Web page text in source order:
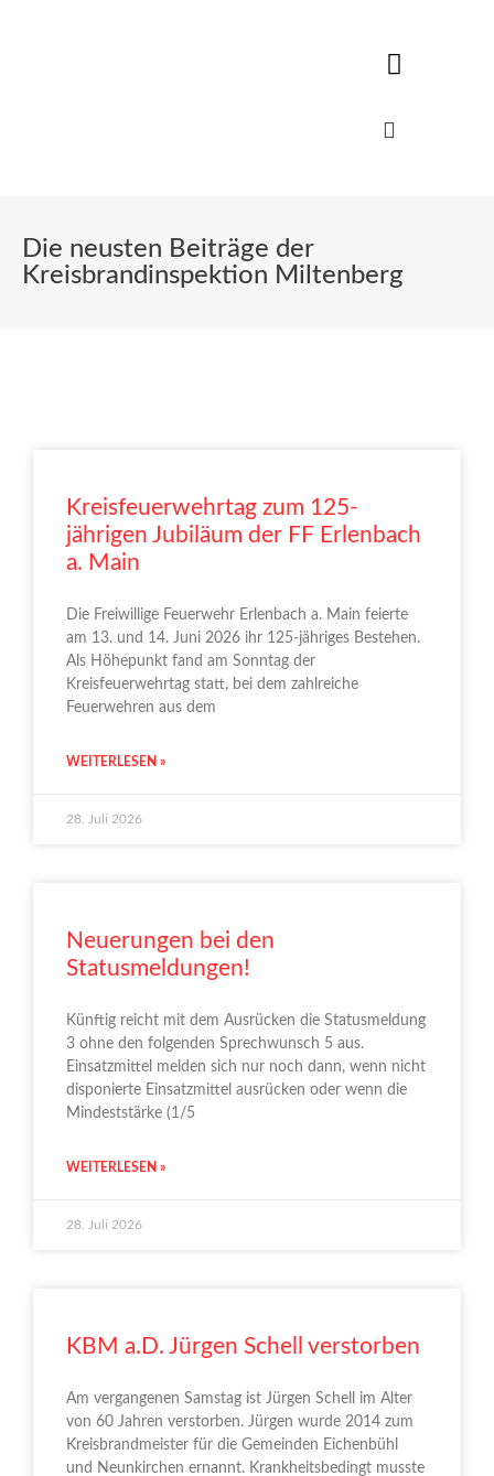
Die neusten Beiträge der
Kreisbrandinspektion Miltenberg
Kreisfeuerwehrtag zum 125-
jährigen Jubiläum der FF Erlenbach
a. Main
Die Freiwillige Feuerwehr Erlenbach a. Main feierte
am 13. und 14. Juni 2026 ihr 125-jähriges Bestehen.
Als Höhepunkt fand am Sonntag der
Kreisfeuerwehrtag statt, bei dem zahlreiche
Feuerwehren aus dem
WEITERLESEN »
28. Juli 2026
Neuerungen bei den
Statusmeldungen!
Künftig reicht mit dem Ausrücken die Statusmeldung
3 ohne den folgenden Sprechwunsch 5 aus.
Einsatzmittel melden sich nur noch dann, wenn nicht
disponierte Einsatzmittel ausrücken oder wenn die
Mindeststärke (1/5
WEITERLESEN »
28. Juli 2026
KBM a.D. Jürgen Schell verstorben
Am vergangenen Samstag ist Jürgen Schell im Alter
von 60 Jahren verstorben. Jürgen wurde 2014 zum
Kreisbrandmeister für die Gemeinden Eichenbühl
und Neunkirchen ernannt. Krankheitsbedingt musste